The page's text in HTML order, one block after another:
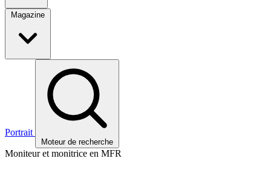
Magazine
Portrait
Moteur de recherche
Moniteur et monitrice en MFR